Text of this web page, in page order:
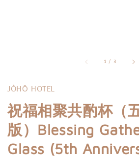
1 / 3
JÒHŌ HOTEL
祝福相聚共酌杯（
版）Blessing
Glass (5th